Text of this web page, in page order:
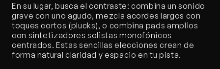
En su lugar, busca el contraste: combina un sonido
grave con uno agudo, mezcla acordes largos con
toques cortos (plucks), o combina pads amplios
con sintetizadores solistas monofónicos
centrados. Estas sencillas elecciones crean de
forma natural claridad y espacio en tu pista.